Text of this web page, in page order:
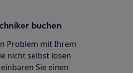
buchen
Problem mit Ihrem
nicht selbst lösen
Sie einen